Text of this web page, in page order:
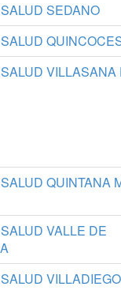
SEDANO
VILLASANA
QUINTANA
VALLE DE
VILLADIEGO